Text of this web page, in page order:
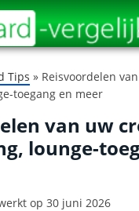
Tips » Reisvoordelen
toegang en meer
van uw
lounge-
op 30 juni 2026